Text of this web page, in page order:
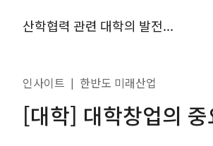
산학협력 관련 대학의 발전...
인사이트 | 한반도 미래산업
[대학] 대학창업의